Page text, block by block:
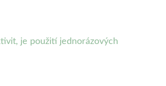
je použití jednorázových